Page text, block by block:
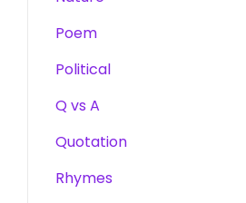
Poem
Political
Q vs A
Quotation
Rhymes